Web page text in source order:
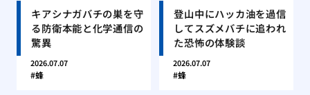
キアシナガバチの巣を守
る防衛本能と化学通信の
驚異
2026.07.07
蜂
登山中にハッカ油を過信
してスズメバチに追われ
た恐怖の体験談
2026.07.07
蜂